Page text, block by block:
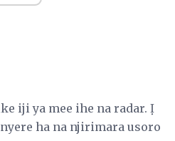
iji ya mee ihe na radar. Ị
ha na njirimara usoro